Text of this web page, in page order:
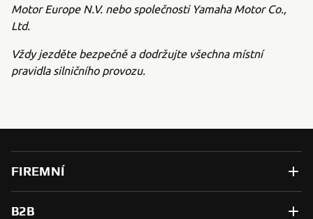
Motor Europe N.V. nebo společnosti Yamaha Motor Co.,
Ltd.
Vždy jezděte bezpečně a dodržujte všechna místní
pravidla silničního provozu.
FIREMNÍ
B2B